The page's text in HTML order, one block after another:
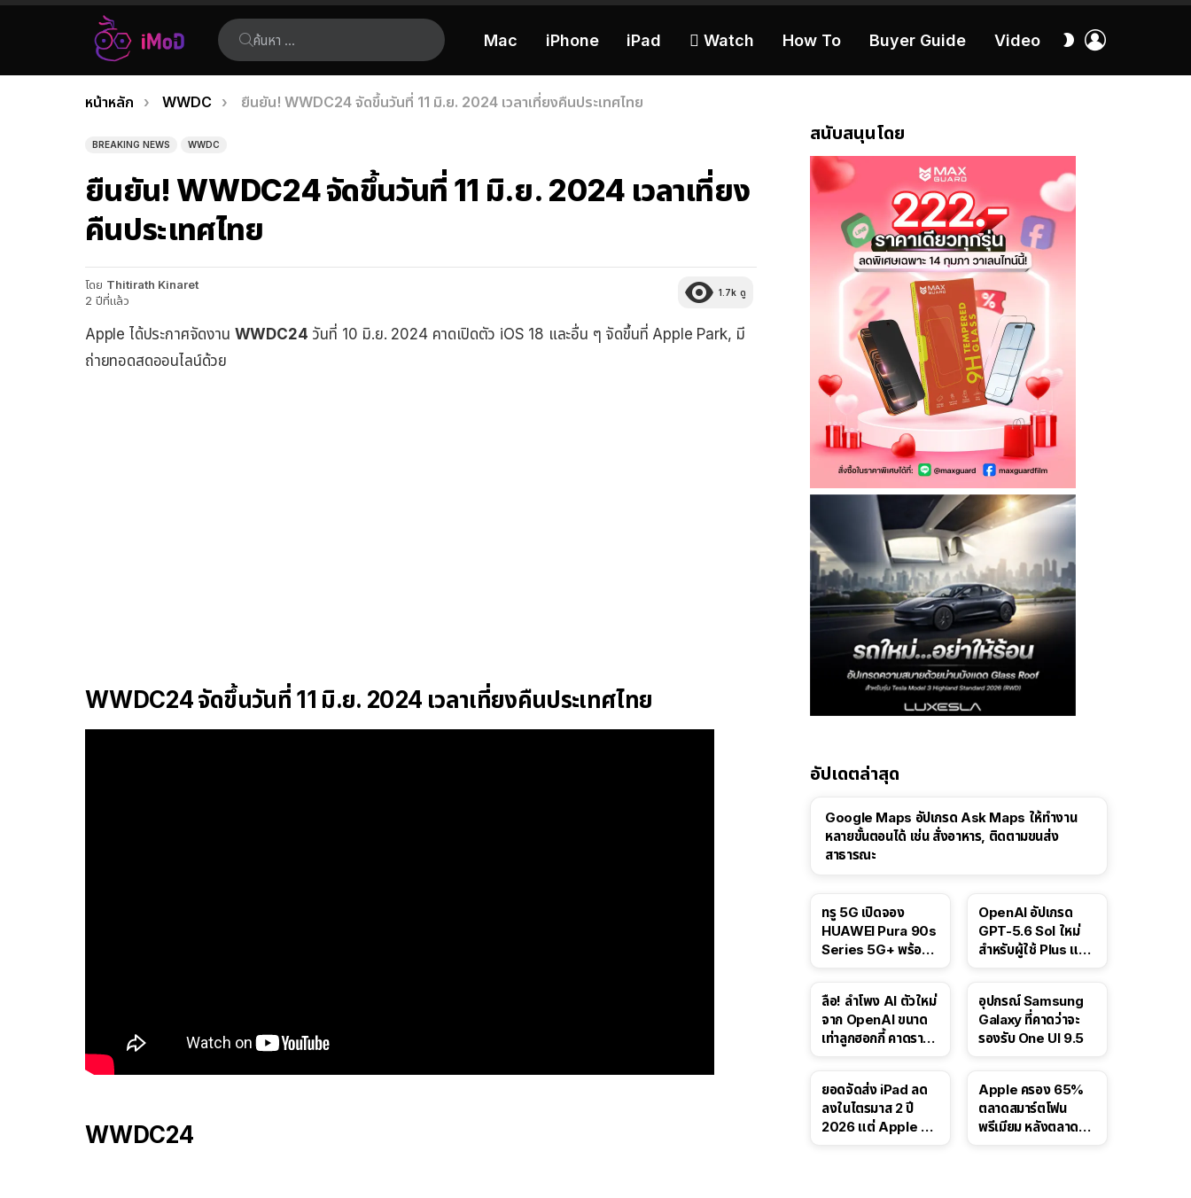
ค้นหา:
Mac iPhone iPad  Watch How To Buyer Guide Video
สลับ
เรื่อง
ล่าสุด
คุณอยู่ที่นี่:
หน้าหลัก WWDC ยืนยัน! WWDC24 จัดขึ้นวันที่ 11 มิ.ย. 2024 เวลาเที่ยงคืนประเทศไทย
BREAKING NEWS WWDC
ยืนยัน! WWDC24 จัดขึ้นวันที่ 11 มิ.ย. 2024 เวลาเที่ยง
คืนประเทศไทย
โดย Thitirath Kinaret
2 ปีที่แล้ว
1.7k ดู
Apple ได้ประกาศจัดงาน WWDC24 วันที่ 10 มิ.ย. 2024 คาดเปิดตัว iOS 18 และอื่น ๆ จัดขึ้นที่ Apple Park, มี
ถ่ายทอดสดออนไลน์ด้วย
WWDC24 จัดขึ้นวันที่ 11 มิ.ย. 2024 เวลาเที่ยงคืนประเทศไทย
WWDC24
สนับสนุนโดย
อัปเดตล่าสุด
Google Maps อัปเกรด Ask Maps ให้ทำงาน
หลายขั้นตอนได้ เช่น สั่งอาหาร, ติดตามขนส่ง
สาธารณะ
ทรู 5G เปิดจอง
HUAWEI Pura 90s
Series 5G+ พร้อม
OpenAI อัปเกรด
GPT-5.6 Sol ใหม่
สำหรับผู้ใช้ Plus และ
ลือ! ลำโพง AI ตัวใหม่
จาก OpenAI ขนาด
เท่าลูกฮอกกี้ คาดราคา
อุปกรณ์ Samsung
Galaxy ที่คาดว่าจะ
รองรับ One UI 9.5
ยอดจัดส่ง iPad ลด
ลงในไตรมาส 2 ปี
2026 แต่ Apple ยัง
Apple ครอง 65%
ตลาดสมาร์ตโฟน
พรีเมียม หลังตลาดทำ